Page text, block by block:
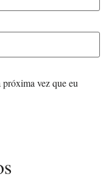
próxima vez que eu